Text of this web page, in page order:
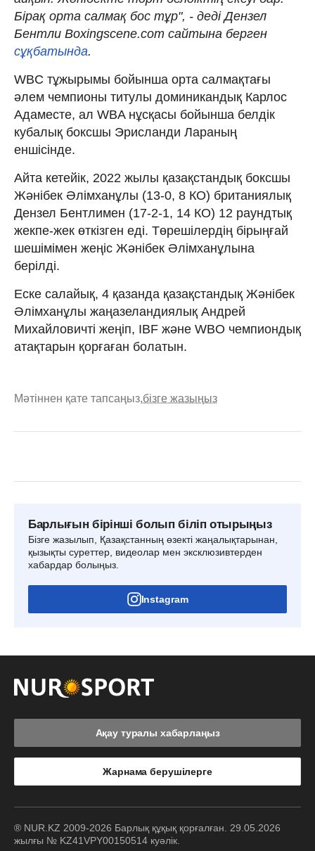
Бірақ орта салмақ бос тұр", - деді Дензел
Бентли Boxingscene.com сайтына берген
сұқбатында.
WBC тұжырымы бойынша орта салмақтағы
әлем чемпионы титулы доминикандық Карлос
Адаместе, ал WBA нұсқасы бойынша белдік
кубалық боксшы Эрисланди Лараның
еншісінде.
Айта кетейік, 2022 жылы қазақстандық боксшы
Жәнібек Әлімханұлы (13-0, 8 КО) британиялық
Дензел Бентлимен (17-2-1, 14 КО) 12 раундтық
жекпе-жек өткізген еді. Төрешілердің бірыңғай
шешімімен жеңіс Жәнібек Әлімханұлына
берілді.
Еске салайық, 4 қазанда қазақстандық Жәнібек
Әлімханұлы жаңазеландиялық Андрей
Михайловичті жеңіп, IBF және WBO чемпиондық
атақтарын қорғаған болатын.
Мәтіннен қате тапсаңыз,бізге жазыңыз
Барлығын бірінші болып біліп отырыңыз
Бізге жазылып, Қазақстанның өзекті жаңалықтарынан,
қызықты суреттер, видеолар мен эксклюзивтерден
хабардар болыңыз.
Instagram
Ақау туралы хабарлаңыз
Жарнама берушілерге
® NUR.KZ 2009-2026 Барлық құқық қорғалған. 29.05.2026
жылғы № KZ41VPY00150514 куәлік.